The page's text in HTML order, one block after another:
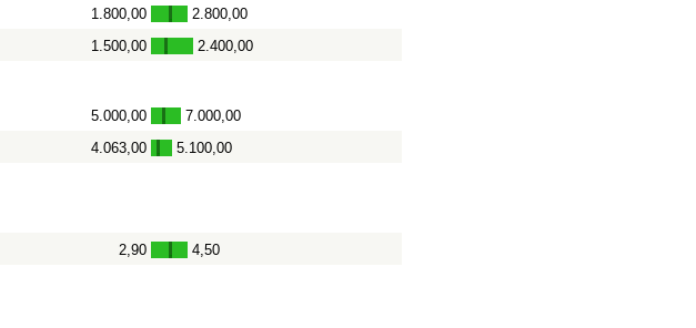
1.800,00 - 2.800,00
1.500,00 - 2.400,00
5.000,00 - 7.000,00
4.063,00 - 5.100,00
2,90 - 4,50